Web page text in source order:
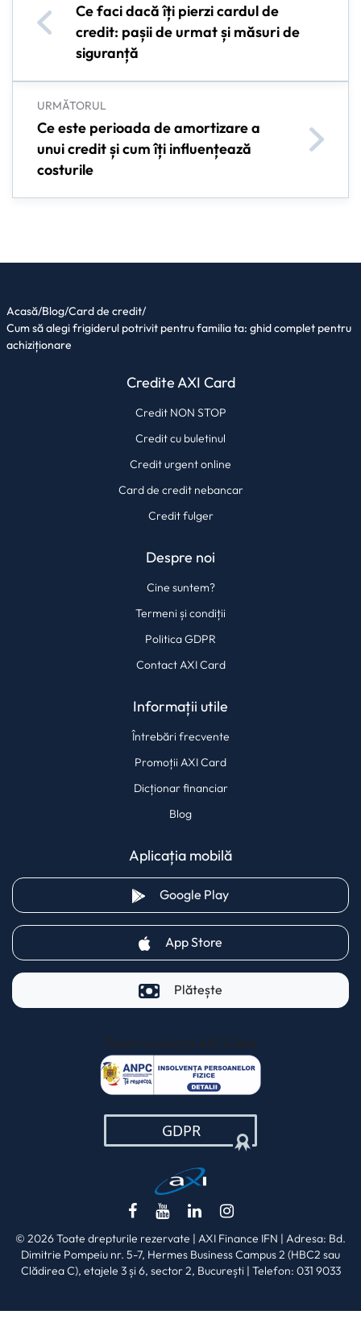
Ce faci dacă îți pierzi cardul de
credit: pașii de urmat și măsuri de
siguranță
URMĂTORUL
Ce este perioada de amortizare a
unui credit și cum îți influențează
costurile
Acasă/Blog/Card de credit/
Cum să alegi frigiderul potrivit pentru familia ta: ghid complet pentru
achiziționare
Credite AXI Card
Credit NON STOP
Credit cu buletinul
Credit urgent online
Card de credit nebancar
Credit fulger
Despre noi
Cine suntem?
Termeni și condiții
Politica GDPR
Contact AXI Card
Informații utile
Întrebări frecvente
Promoții AXI Card
Dicționar financiar
Blog
Aplicația mobilă
Google Play(opens in a new tab)
App Store
Plătește
Pentru clienții AXI Card
(opens in a new
(opens in a new tab)
(opens in a new tab)
(opens in a new tab)
(opens in a new
© 2026 Toate drepturile rezervate | AXI Finance IFN | Adresa: Bd.
Dimitrie Pompeiu nr. 5-7, Hermes Business Campus 2 (HBC2 sau
Clădirea C), etajele 3 și 6, sector 2, București | Telefon: 031 9033